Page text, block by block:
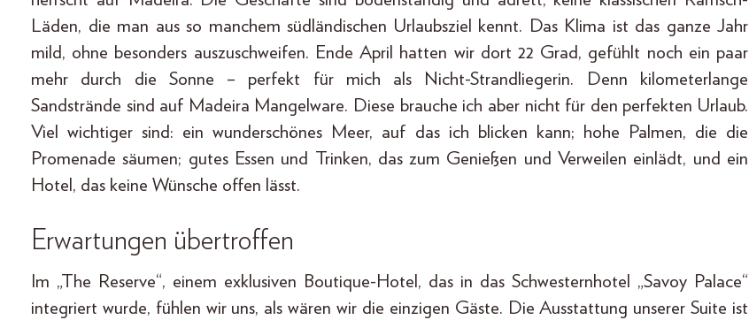
Läden, die man aus so manchem südländischen Urlaubsziel kennt. Das Klima ist das ganze Jahr
mild, ohne besonders auszuschweifen. Ende April hatten wir dort 22 Grad, gefühlt noch ein paar
mehr durch die Sonne – perfekt für mich als Nicht-Strandliegerin. Denn kilometerlange
Sandstrände sind auf Madeira Mangelware. Diese brauche ich aber nicht für den perfekten Urlaub.
Viel wichtiger sind: ein wunderschönes Meer, auf das ich blicken kann; hohe Palmen, die die
Promenade säumen; gutes Essen und Trinken, das zum Genießen und Verweilen einlädt, und ein
Hotel, das keine Wünsche offen lässt.
Erwartungen übertroffen
Im „The Reserve“, einem exklusiven Boutique-Hotel, das in das Schwesternhotel „Savoy Palace“
integriert wurde, fühlen wir uns, als wären wir die einzigen Gäste. Die Ausstattung unserer Suite ist